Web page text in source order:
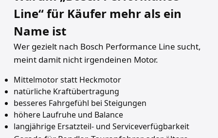
Line“ für Käufer mehr als ein
Name ist
Wer gezielt nach Bosch Performance Line sucht,
meint damit nicht irgendeinen Motor.
Mittelmotor statt Heckmotor
natürliche Kraftübertragung
besseres Fahrgefühl bei Steigungen
höhere Laufruhe und Balance
langjährige Ersatzteil- und Serviceverfügbarkeit